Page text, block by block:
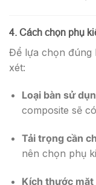
4. Cách chọn phụ
Để lựa chọn đúng
xét:
Loại bàn sử
composite sẽ
Tải trọng cần
nên chọn phụ
Kích thước mặt